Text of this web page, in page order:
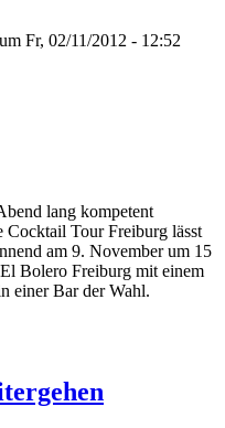
Fr, 02/11/2012 - 12:52
lang kompetent
Cocktail Tour Freiburg lässt
am 9. November um 15
Bolero Freiburg mit einem
einer Bar der Wahl.